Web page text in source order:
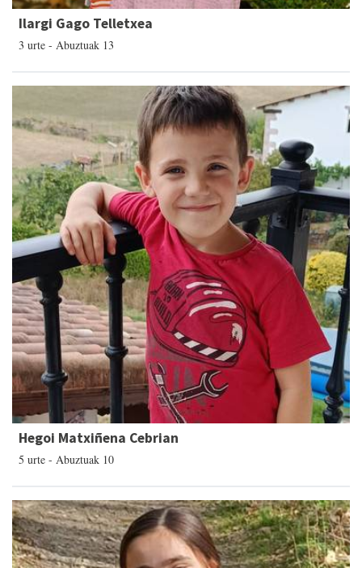
Ilargi Gago Telletxea
3 urte - Abuztuak 13
Hegoi Matxiñena Cebrian
5 urte - Abuztuak 10